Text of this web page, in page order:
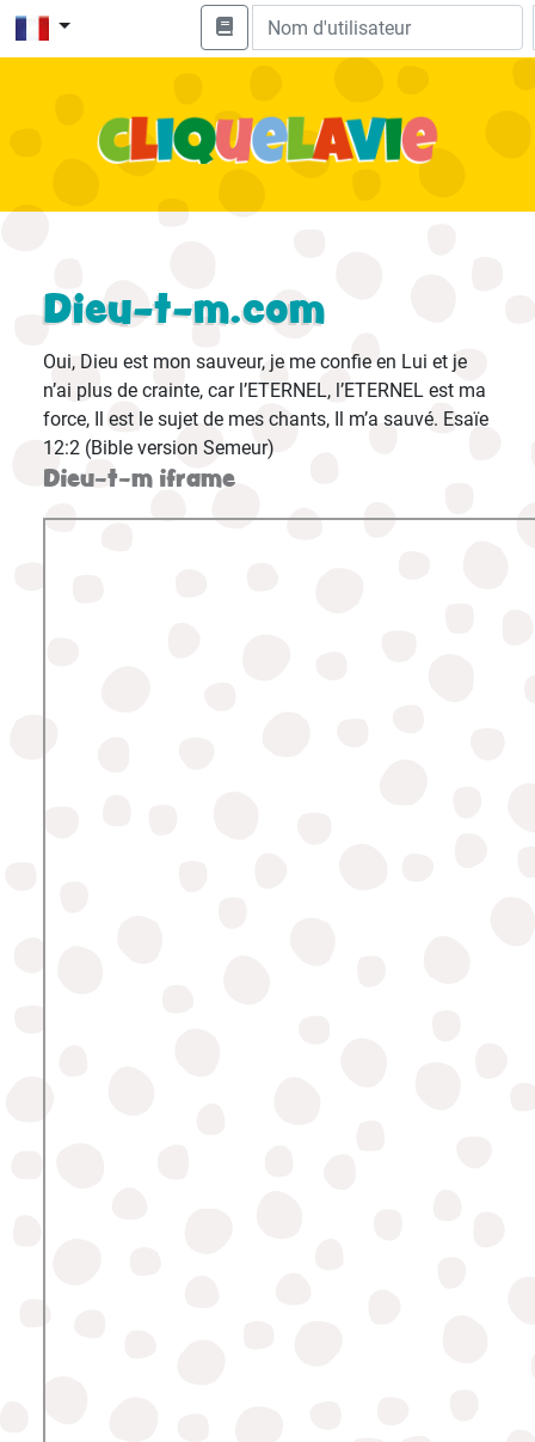
Dieu-t-m.com
Oui, Dieu est mon sauveur, je me confie en Lui et je
n’ai plus de crainte, car l’ETERNEL, l’ETERNEL est ma
force, Il est le sujet de mes chants, Il m’a sauvé. Esaïe
12:2 (Bible version Semeur)
Dieu-t-m iframe